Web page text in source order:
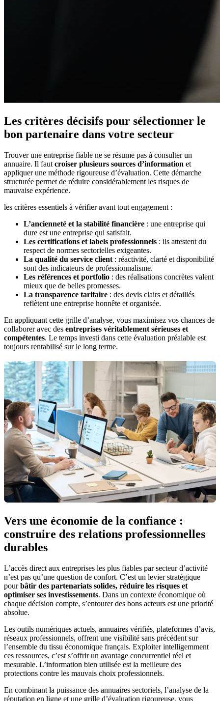
Les critères décisifs pour sélectionner le
bon partenaire dans votre secteur
Trouver une entreprise fiable ne se résume pas à consulter un
annuaire. Il faut croiser plusieurs sources d’information et
appliquer une méthode rigoureuse d’évaluation. Cette démarche
structurée permet de réduire considérablement les risques de
mauvaise expérience.
les critères essentiels à vérifier avant tout engagement :
L’ancienneté et la stabilité financière : une entreprise qui
dure est une entreprise qui satisfait.
Les certifications et labels professionnels : ils attestent du
respect de normes sectorielles exigeantes.
La qualité du service client : réactivité, clarté et disponibilité
sont des indicateurs de professionnalisme.
Les références et portfolio : des réalisations concrètes valent
mieux que de belles promesses.
La transparence tarifaire : des devis clairs et détaillés
reflètent une entreprise honnête et organisée.
En appliquant cette grille d’analyse, vous maximisez vos chances de
collaborer avec des entreprises véritablement sérieuses et
compétentes. Le temps investi dans cette évaluation préalable est
toujours rentabilisé sur le long terme.
Vers une économie de la confiance :
construire des relations professionnelles
durables
L’accès direct aux entreprises les plus fiables par secteur d’activité
n’est pas qu’une question de confort. C’est un levier stratégique
pourbâtir des partenariats solides, réduire les risques et
optimiser ses investissements. Dans un contexte économique où
chaque décision compte, s’entourer des bons acteurs est une priorité
absolue.
Les outils numériques actuels, annuaires vérifiés, plateformes d’avis,
réseaux professionnels, offrent une visibilité sans précédent sur
l’ensemble du tissu économique français. Exploiter intelligemment
ces ressources, c’est s’offrir un avantage concurrentiel réel et
mesurable. L’information bien utilisée est la meilleure des
protections contre les mauvais choix professionnels.
En combinant la puissance des annuaires sectoriels, l’analyse de la
réputation en ligne et une grille d’évaluation rigoureuse, vous